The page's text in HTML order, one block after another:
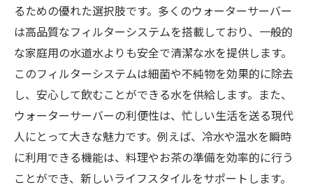
るための優れた選択肢です。多くのウォーターサーバー
は高品質なフィルターシステムを搭載しており、一般的
な家庭用の水道水よりも安全で清潔な水を提供します。
このフィルターシステムは細菌や不純物を効果的に除去
し、安心して飲むことができる水を供給します。また、
ウォーターサーバーの利便性は、忙しい生活を送る現代
人にとって大きな魅力です。例えば、冷水や温水を瞬時
に利用できる機能は、料理やお茶の準備を効率的に行う
ことができ、新しいライフスタイルをサポートします。